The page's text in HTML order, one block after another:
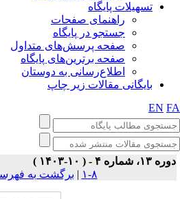
تسهیلات پایگاه
راهنمای صفحات
جستجو در پایگاه
صفحه پرسش‌های متداول
صفحه برترین‌های پایگاه
اطلاع‌رسانی به دوستان
بایگانی مقالات زیر چاپ
EN
۱۳، شماره ۴ - ( ۱۰-۱۴۰۳ )
| برگشت به